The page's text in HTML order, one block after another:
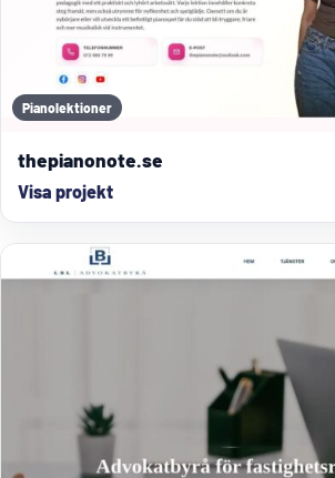
Pianolektioner
thepianonote.se
Visa projekt